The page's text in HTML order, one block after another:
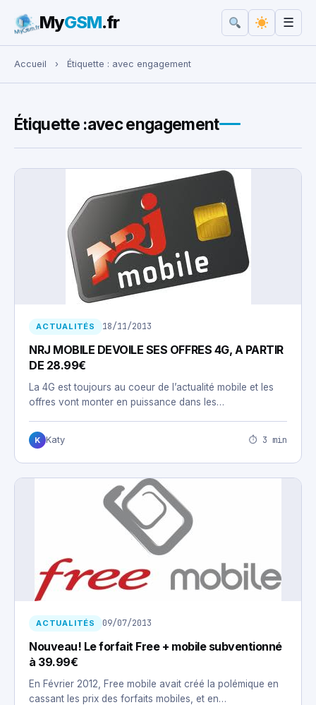
Rechercher :
MyGSM.fr ☰
Accueil › Étiquette : avec engagement
Étiquette :avec engagement
ACTUALITÉS 18/11/2013
NRJ MOBILE DEVOILE SES OFFRES 4G, A PARTIR
DE 28.99€
La 4G est toujours au coeur de l’actualité mobile et les
offres vont monter en puissance dans les…
K Katy ⏱ 3 min
ACTUALITÉS 09/07/2013
Nouveau! Le forfait Free + mobile subventionné
à 39.99€
En Février 2012, Free mobile avait créé la polémique en
cassant les prix des forfaits mobiles, et en…